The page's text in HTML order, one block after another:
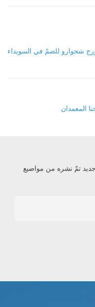
شحوارو للصمّ في السويداء
المعمدان
تمّ نشره من مواضيع